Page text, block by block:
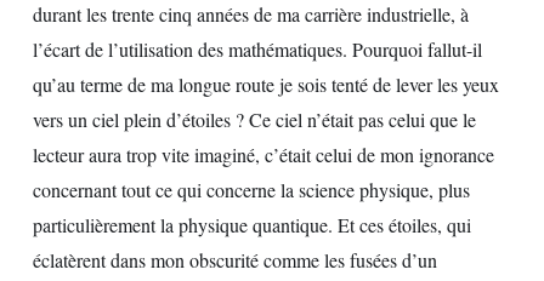
durant les trente cinq années de ma carrière industrielle, à
l’écart de l’utilisation des mathématiques. Pourquoi fallut-il
qu’au terme de ma longue route je sois tenté de lever les yeux
vers un ciel plein d’étoiles ? Ce ciel n’était pas celui que le
lecteur aura trop vite imaginé, c’était celui de mon ignorance
concernant tout ce qui concerne la science physique, plus
particulièrement la physique quantique. Et ces étoiles, qui
éclatèrent dans mon obscurité comme les fusées d’un